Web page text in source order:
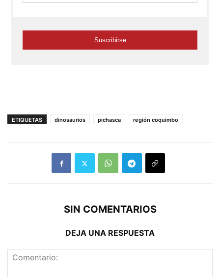
ETIQUETAS dinosaurios pichasca región coquimbo
SIN COMENTARIOS
DEJA UNA RESPUESTA